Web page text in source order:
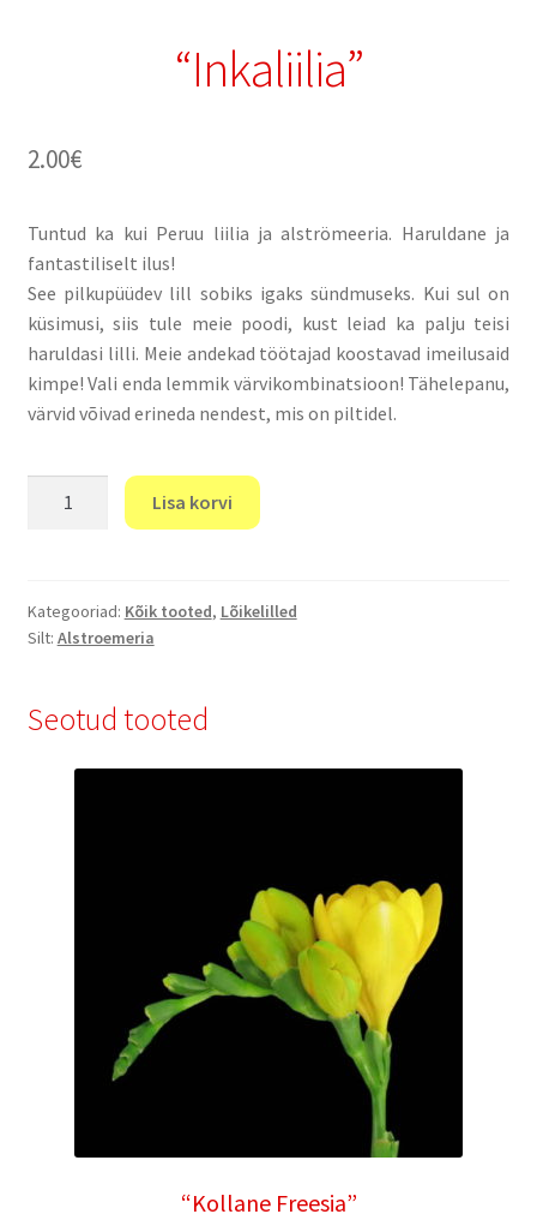
“Inkaliilia”
2.00€
Tuntud ka kui Peruu liilia ja alströmeeria. Haruldane ja
fantastiliselt ilus!
See pilkupüüdev lill sobiks igaks sündmuseks. Kui sul on
küsimusi, siis tule meie poodi, kust leiad ka palju teisi
haruldasi lilli. Meie andekad töötajad koostavad imeilusaid
kimpe! Vali enda lemmik värvikombinatsioon! Tähelepanu,
värvid võivad erineda nendest, mis on piltidel.
Lisa korvi
Kategooriad: Kõik tooted, Lõikelilled
Silt: Аlstroemeria
Seotud tooted
“Kollane Freesia”